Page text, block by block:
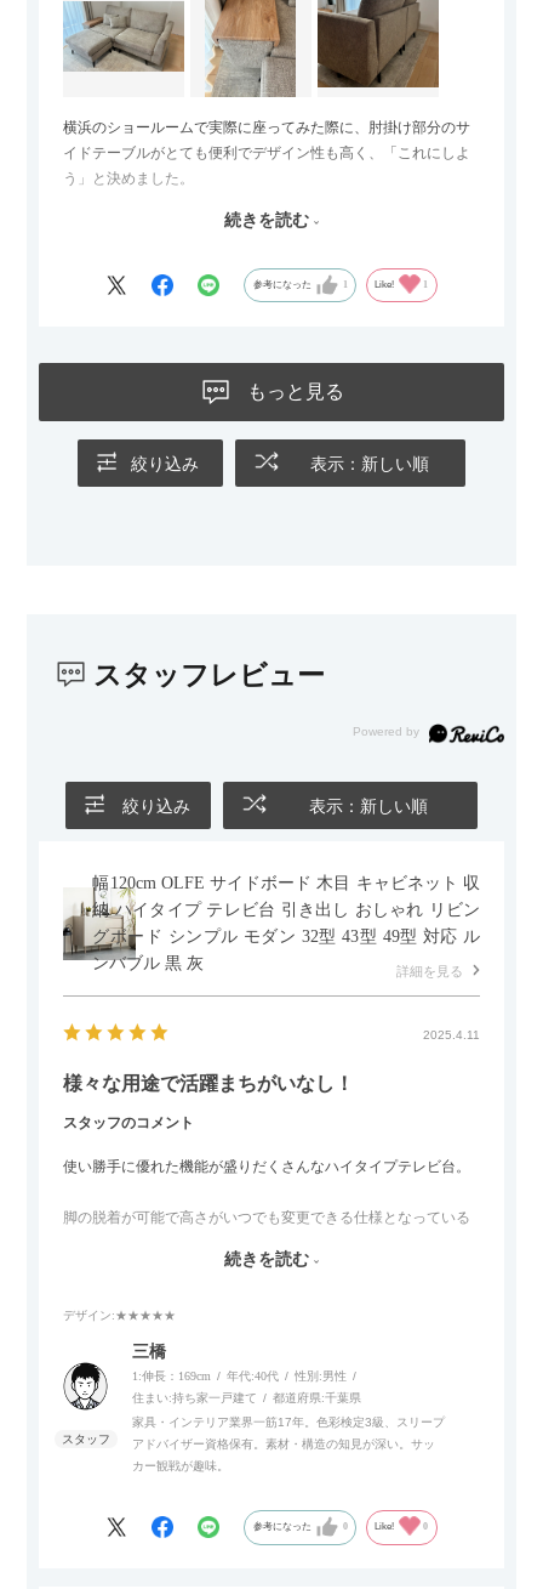
横浜のショールームで実際に座ってみた際に、肘掛け部分のサ
イドテーブルがとても便利でデザイン性も高く、「これにしよ
う」と決めました。
サイズは2.5人掛けですが、幅184cmとコンパクトなので圧迫感
グとのバランスもぴったりで、リビング全体がすっきり見えま
ないのもお気に入りのポイントです。さらに、わが家はソファ
の後ろ側を通ることも多い間取りなので、背面まできれいに仕
ても美しく、空間の印象を損ないません。
また、カウチのように足を伸ばしてくつろげるスタイルが理想
かせるため、普段はカウチとして使い、来客時には離してスツ
す。
続きを読む
参考になった Like!
もっと見る
絞り込み 表示：新しい順
スタッフレビュー
絞り込み 表示：新しい順
幅120cm OLFE サイドボード 木目 キャビネット 収
納 ハイタイプ テレビ台 引き出し おしゃれ リビン
グボード シンプル モダン 32型 43型 49型 対応 ル
ンバブル 黒 灰
詳細を見る
2025.4.11
様々な用途で活躍まちがいなし！
スタッフのコメント
使い勝手に優れた機能が盛りだくさんなハイタイプテレビ台。
脚の脱着が可能で高さがいつでも変更できる仕様となっている
また、補助テーブルとして使用可能なスライドテーブルや収納
内部にもプリンターなどが置けるスライド棚板がついているの
でテレビ台以外にもオフィスなどでの収納家具やリビングでの
サイドボードとして多目的な用途に対応しています。
また、扉は横方向へのスライド式となっているので開閉時のス
ペースを最小限に抑えられ、省スペースでご利用いただけるの
続きを読む
デザイン:★★★★★
三橋
1:伸長：169cm 年代:40代 性別:男性
住まい:持ち家一戸建て 都道府県:千葉県
家具・インテリア業界一筋17年。色彩検定3級、スリープ
アドバイザー資格保有。素材・構造の知見が深い。サッ
カー観戦が趣味。
参考になった 0 Like! 0